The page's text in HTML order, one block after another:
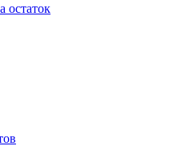
остаток